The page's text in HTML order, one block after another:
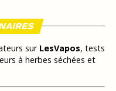
sur LesVapos, tests
à herbes séchées et